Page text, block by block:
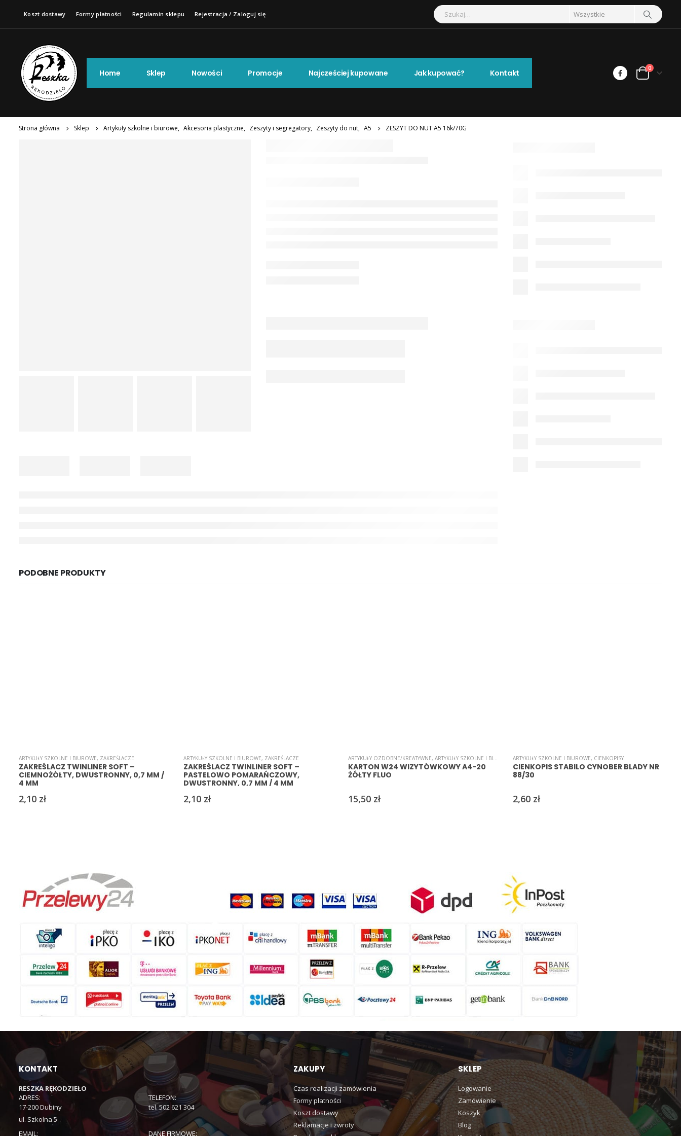
Koszt dostawy Formy płatności Regulamin sklepu Rejestracja / Zaloguj się
Home Sklep Nowości Promocje Najcześciej kupowane Jak kupować? Kontakt 0
Strona główna Sklep Artykuły szkolne i biurowe, Akcesoria plastyczne, Zeszyty i segregatory, Zeszyty do nut, A5 ZESZYT DO NUT A5 16k/70G
PODOBNE PRODUKTY
ARTYKUŁY SZKOLNE I BIUROWE, ZAKREŚLACZE
ZAKREŚLACZ TWINLINER SOFT –
CIEMNOŻÓŁTY, DWUSTRONNY, 0,7 MM /
4 MM
2,10 zł
ARTYKUŁY SZKOLNE I BIUROWE, ZAKREŚLACZE
ZAKREŚLACZ TWINLINER SOFT –
PASTELOWO POMARAŃCZOWY,
DWUSTRONNY, 0,7 MM / 4 MM
2,10 zł
ARTYKUŁY OZDOBNE/KREATYWNE, ARTYKUŁY SZKOLNE I BIUROWE ,KARTON/PAPIER WIZYTÓWKOWY,PAPIER,PAPIERY/WYCINANKI
KARTON W24 WIZYTÓWKOWY A4-20
ŻÓŁTY FLUO
15,50 zł
ARTYKUŁY SZKOLNE I BIUROWE, CIENKOPISY
CIENKOPIS STABILO CYNOBER BLADY NR
88/30
2,60 zł
KONTAKT
RESZKA RĘKODZIEŁO
ADRES:
17-200 Dubiny
ul. Szkolna 5
TELEFON:
tel. 502 621 304
EMAIL: DANE FIRMOWE:
ZAKUPY
Czas realizacji zamówienia
Formy płatności
Koszt dostawy
Reklamacje i zwroty
SKLEP
Logowanie
Zamówienie
Koszyk
Blog